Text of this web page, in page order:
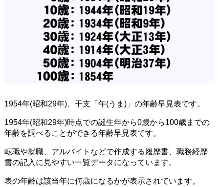
1954年(昭和29年)、干支「午(うま)」の年齢早見表です。
1954年(昭和29年)時点での誕生年から0歳から100歳までの
年齢を調べることができる年齢早見表です。
転職や就職、アルバイトなどで作成する履歴書、職務経歴
書の記入に見やすい一覧データになっています。
表の年齢は該当年に何歳になるかが表示されています。